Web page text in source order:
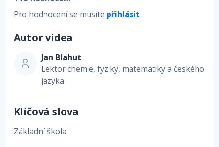
Pro hodnocení se musíte přihlásit
Autor videa
Jan Blahut
Lektor chemie, fyziky, matematiky a českého
jazyka.
Klíčová slova
Základní škola